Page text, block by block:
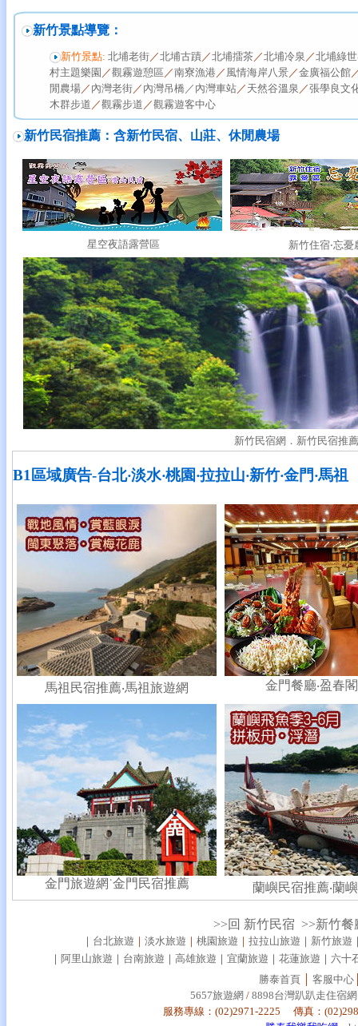
新竹景點導覽：
新竹景點: 北埔老街／北埔古蹟／北埔擂茶／北埔冷泉 ／北埔綠
村主題樂園 ／觀霧遊憩區 ／南寮漁港／ 風情海岸八景／金廣福公館
閒農場／ 內灣老街／ 內灣吊橋／ 內灣車站／ 天然谷溫泉 ／張學良文
木群步道 ／觀霧步道 ／觀霧遊客中心
新竹民宿推薦：含新竹民宿、山莊、休閒農場
星空夜語露營區 新竹住宿‧忘憂
新竹民宿網．新竹民宿推
B1區域廣告-台北‧淡水‧桃園‧拉拉山‧新竹‧金門‧馬祖
馬祖民宿推薦‧馬祖旅遊網 金門餐廳‧盈春
金門旅遊網˙金門民宿推薦 蘭嶼民宿推薦‧蘭
>>回 新竹民宿 >>新竹餐
｜ 台北旅遊 ｜ 淡水旅遊 ｜ 桃園旅遊 ｜ 拉拉山旅遊 ｜ 新竹旅遊
｜ 阿里山旅遊 ｜ 台南旅遊 ｜ 高雄旅遊 ｜ 宜蘭旅遊 ｜ 花蓮旅遊 ｜ 六十
勝泰首頁│ 客服中心
5657旅遊網 / 8898台灣趴趴走住宿網
服務專線：(02)2971-2225 傳真：